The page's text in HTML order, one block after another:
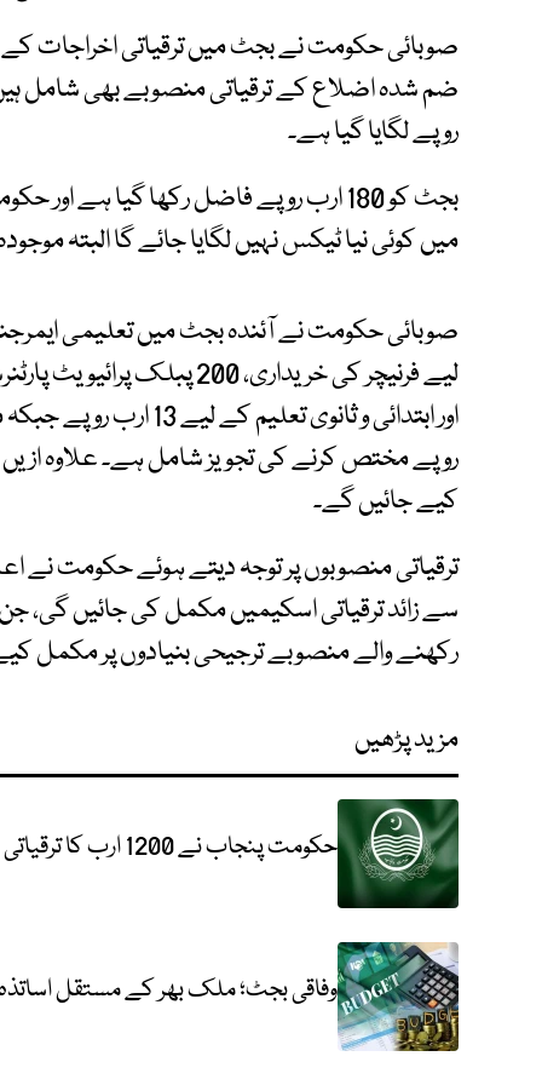
روپے لگایا گیا ہے۔
بجٹ کو 180 ارب روپے فاضل رکھا گیا
میں کوئی نیا ٹیکس نہیں لگایا جائے گا البتہ
صوبائی حکومت نے آئندہ بجٹ میں تعلیمی
کیے جائیں گے۔
رکھنے والے منصوبے ترجیحی بنیادوں پر مکمل
مزید پڑھیں
حکومت پنجاب نے 1200 ارب کا ترقیاتی بجٹ تیار کرلیا
وفاقی بجٹ؛ ملک بھر کے مستقل